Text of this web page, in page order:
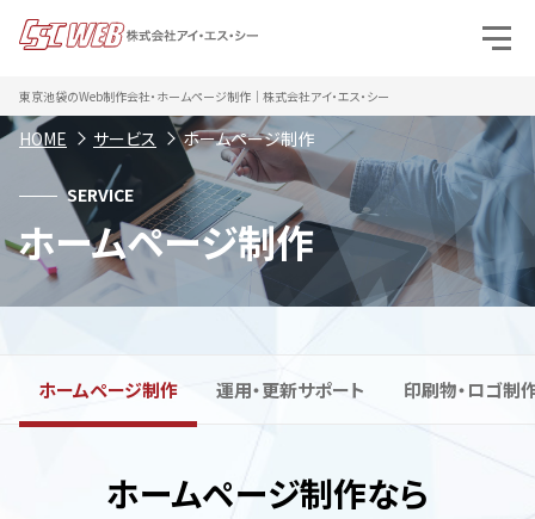
東京池袋のWeb制作会社・ホームページ制作｜株式会社アイ・エス・シー
HOME サービス ホームページ制作
SERVICE
ホームページ制作
ホームページ制作 運用・更新サポート 印刷物・ロゴ制
ホームページ制作なら